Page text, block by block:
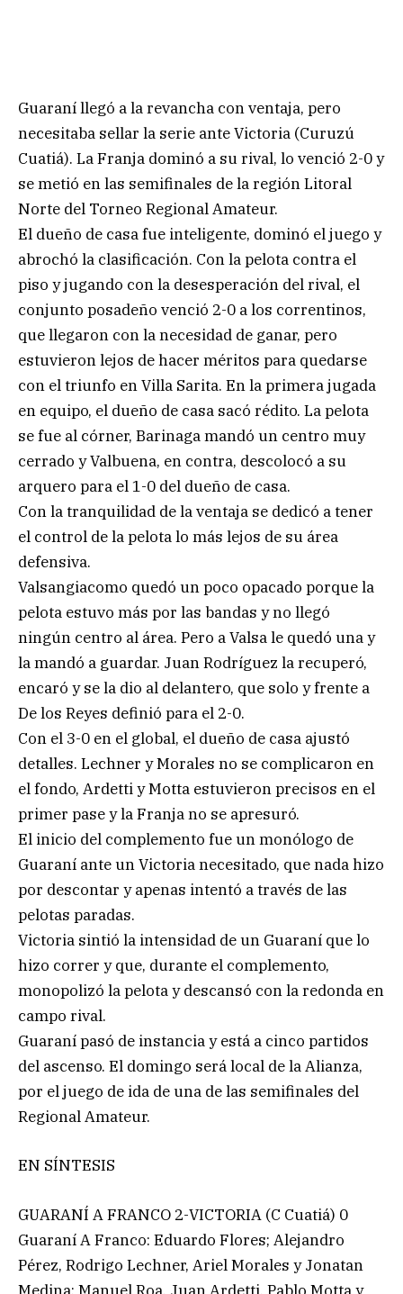
Guaraní llegó a la revancha con ventaja, pero
necesitaba sellar la serie ante Victoria (Curuzú
Cuatiá). La Franja dominó a su rival, lo venció 2-0 y
se metió en las semifinales de la región Litoral
Norte del Torneo Regional Amateur.
El dueño de casa fue inteligente, dominó el juego y
abrochó la clasificación. Con la pelota contra el
piso y jugando con la desesperación del rival, el
conjunto posadeño venció 2-0 a los correntinos,
que llegaron con la necesidad de ganar, pero
estuvieron lejos de hacer méritos para quedarse
con el triunfo en Villa Sarita. En la primera jugada
en equipo, el dueño de casa sacó rédito. La pelota
se fue al córner, Barinaga mandó un centro muy
cerrado y Valbuena, en contra, descolocó a su
arquero para el 1-0 del dueño de casa.
Con la tranquilidad de la ventaja se dedicó a tener
el control de la pelota lo más lejos de su área
defensiva.
Valsangiacomo quedó un poco opacado porque la
pelota estuvo más por las bandas y no llegó
ningún centro al área. Pero a Valsa le quedó una y
la mandó a guardar. Juan Rodríguez la recuperó,
encaró y se la dio al delantero, que solo y frente a
De los Reyes definió para el 2-0.
Con el 3-0 en el global, el dueño de casa ajustó
detalles. Lechner y Morales no se complicaron en
el fondo, Ardetti y Motta estuvieron precisos en el
primer pase y la Franja no se apresuró.
El inicio del complemento fue un monólogo de
Guaraní ante un Victoria necesitado, que nada hizo
por descontar y apenas intentó a través de las
pelotas paradas.
Victoria sintió la intensidad de un Guaraní que lo
hizo correr y que, durante el complemento,
monopolizó la pelota y descansó con la redonda en
campo rival.
Guaraní pasó de instancia y está a cinco partidos
del ascenso. El domingo será local de la Alianza,
por el juego de ida de una de las semifinales del
Regional Amateur.
EN SÍNTESIS
GUARANÍ A FRANCO 2-VICTORIA (C Cuatiá) 0
Guaraní A Franco: Eduardo Flores; Alejandro
Pérez, Rodrigo Lechner, Ariel Morales y Jonatan
Medina; Manuel Roa, Juan Ardetti, Pablo Motta y